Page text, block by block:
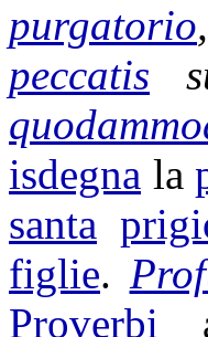
purgatorio
peccatis
isdegna la
santa
figlie.
Proverbi